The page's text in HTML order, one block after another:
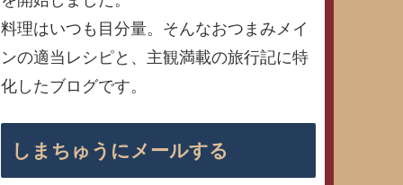
料理はいつも目分量。そんなおつまみメイ
ンの適当レシピと、主観満載の旅行記に特
化したブログです。
しまちゅうにメールする